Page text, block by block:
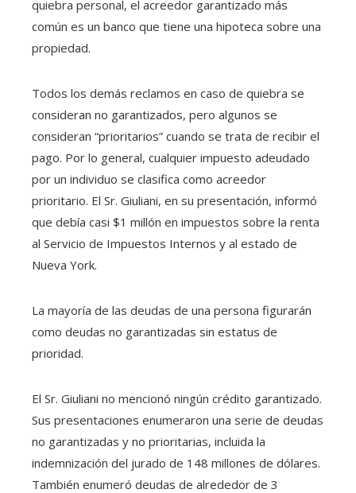
quiebra personal, el acreedor garantizado más
común es un banco que tiene una hipoteca sobre una
propiedad.
Todos los demás reclamos en caso de quiebra se
consideran no garantizados, pero algunos se
consideran “prioritarios” cuando se trata de recibir el
pago. Por lo general, cualquier impuesto adeudado
por un individuo se clasifica como acreedor
prioritario. El Sr. Giuliani, en su presentación, informó
que debía casi $1 millón en impuestos sobre la renta
al Servicio de Impuestos Internos y al estado de
Nueva York.
La mayoría de las deudas de una persona figurarán
como deudas no garantizadas sin estatus de
prioridad.
El Sr. Giuliani no mencionó ningún crédito garantizado.
Sus presentaciones enumeraron una serie de deudas
no garantizadas y no prioritarias, incluida la
indemnización del jurado de 148 millones de dólares.
También enumeró deudas de alrededor de 3